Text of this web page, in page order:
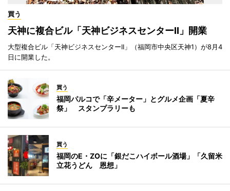
買う
天神に複合ビル「天神ビジネスセンターII」開業
大型複合ビル「天神ビジネスセンターII」（福岡市中央区天神1）が8月4
日に開業した。
買う
福岡パルコで「辛メーター」とグルメ企画「夏辛
祭」 スタンプラリーも
買う
福岡のE・ZOに「銀だこハイボール酒場」「久留米
立花うどん 恩想」